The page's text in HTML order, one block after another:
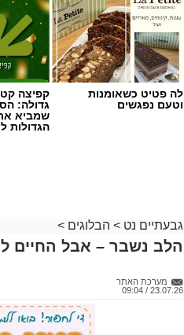
לה פטיט כשאומנות
וטעם נפגשים
קפיצה
גדולה:
שמביא
הגדולות
גבעתיים נט > הבלוגים >
הלב נשבר – אבל החיים
מערכת האתר
23.07.26 / 09:04